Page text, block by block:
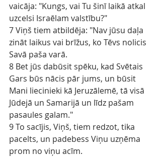
vaicāja: "Kungs, vai Tu šinī laikā atkal
uzcelsi Israēlam valstību?"
7 Viņš tiem atbildēja: "Nav jūsu daļa
zināt laikus vai brīžus, ko Tēvs nolicis
Savā paša varā.
8 Bet jūs dabūsit spēku, kad Svētais
Gars būs nācis pār jums, un būsit
Mani liecinieki kā Jeruzālemē, tā visā
Jūdejā un Samarijā un līdz pašam
pasaules galam."
9 To sacījis, Viņš, tiem redzot, tika
pacelts, un padebess Viņu uzņēma
prom no viņu acīm.